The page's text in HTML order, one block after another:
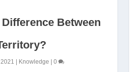
Between
2021 Knowledge |0